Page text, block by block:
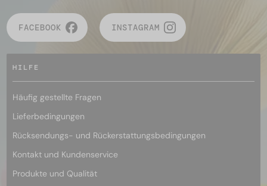
FACEBOOK INSTAGRAM
HILFE
Häufig gestellte Fragen
Lieferbedingungen
Rücksendungs- und Rückerstattungsbedingungen
Kontakt und Kundenservice
Produkte und Qualität